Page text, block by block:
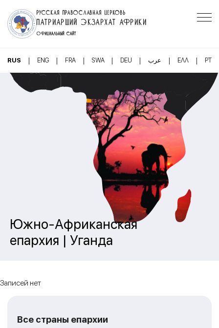
РУССКАЯ ПРАВОСЛАВНАЯ ЦЕРКОВЬ
ПАТРИАРШИЙ ЭКЗАРХАТ АФРИКИ
ОФИЦИАЛЬНЫЙ САЙТ
RUS | ENG | FRA | SWA | DEU | عرب | ΕΛΛ | PT
Южно-Африканская
епархия | Уганда
Записей нет
Все страны епархии